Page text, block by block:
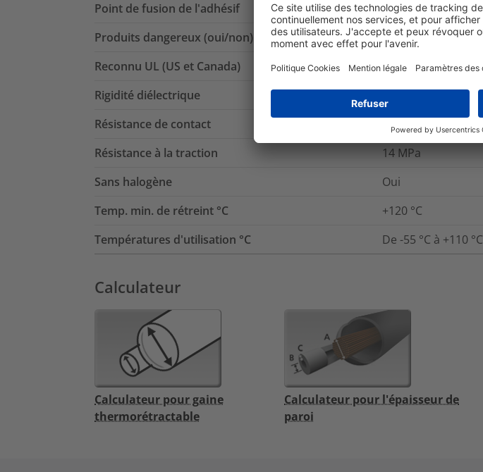
Point de fusion de l'adhésif
Jusqu’à +85 °C
Produits dangereux (oui/non)
Non
Reconnu UL (US et Canada)
Non
Rigidité diélectrique
20kV/mm
Résistance de contact
10¹⁴ Ω cm
Résistance à la traction
14 MPa
Sans halogène
Oui
Temp. min. de rétreint °C
+120 °C
Températures d'utilisation °C
De -55 °C à +110 °C
Calculateur
Calculateur pour gaine
thermorétractable
Calculateur pour l'épaisseur de
paroi